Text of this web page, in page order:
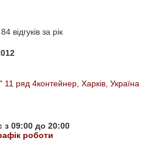
відгуків за рік
ряд 4контейнер, Харків, Україна
з 09:00 до 20:00
роботи